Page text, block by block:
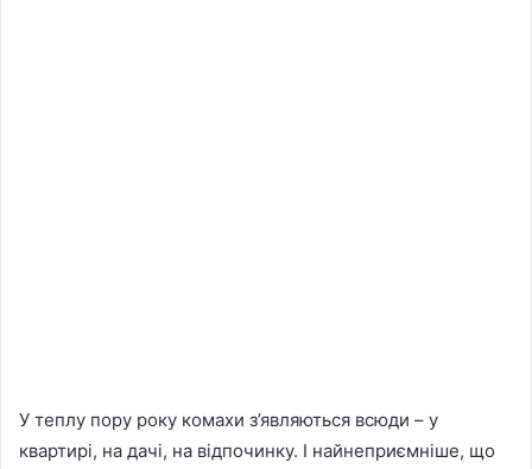
У теплу пору року комахи з’являються всюди – у
квартирі, на дачі, на відпочинку. І найнеприємніше, що